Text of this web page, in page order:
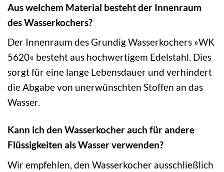
Aus welchem Material besteht der Innenraum
des Wasserkochers?
Der Innenraum des Grundig Wasserkochers »WK
5620« besteht aus hochwertigem Edelstahl. Dies
sorgt für eine lange Lebensdauer und verhindert
die Abgabe von unerwünschten Stoffen an das
Wasser.
Kann ich den Wasserkocher auch für andere
Flüssigkeiten als Wasser verwenden?
Wir empfehlen, den Wasserkocher ausschließlich